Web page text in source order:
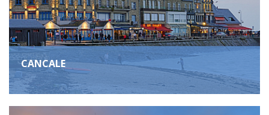
CANCALE